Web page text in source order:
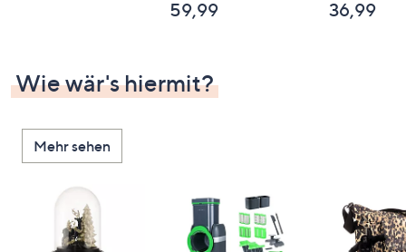
59,99 36,99
Wie wär's hiermit?
Mehr sehen